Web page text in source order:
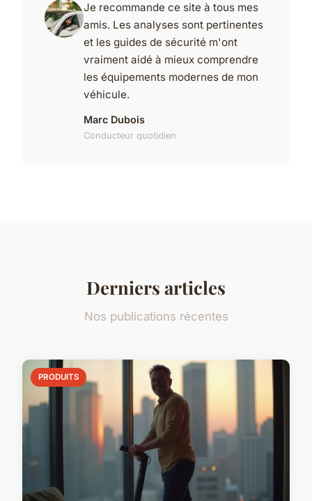
Je recommande ce site à tous mes
amis. Les analyses sont pertinentes
et les guides de sécurité m'ont
vraiment aidé à mieux comprendre
les équipements modernes de mon
véhicule.
Marc Dubois
Conducteur quotidien
Derniers articles
Nos publications récentes
PRODUITS